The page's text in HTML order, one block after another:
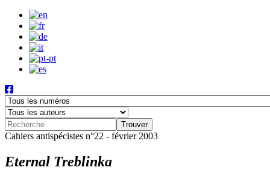
Cahiers antispécistes n°22 - février 2003
Eternal Treblinka